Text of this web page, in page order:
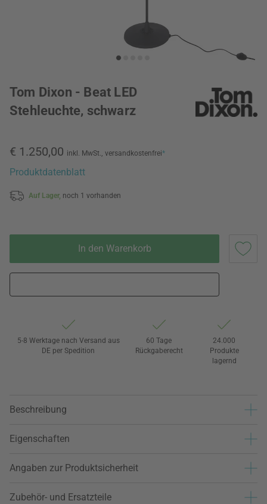
Tom Dixon - Beat LED
Stehleuchte, schwarz
€ 1.250,00 inkl. MwSt., versandkostenfrei*
Produktdatenblatt
Auf Lager, noch 1 vorhanden
In den Warenkorb
5-8 Werktage nach Versand aus
DE per Spedition
60 Tage
Rückgaberecht
24.000
Produkte
lagernd
Beschreibung
Eigenschaften
Angaben zur Produktsicherheit
Zubehör- und Ersatzteile